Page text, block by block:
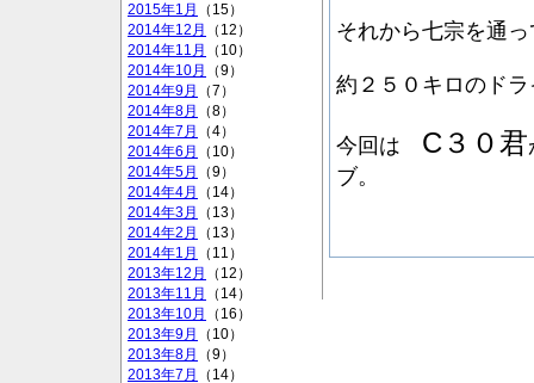
2015年1月
（15）
2014年12月
（12）
2014年11月
（10）
2014年10月
（9）
2014年9月
（7）
2014年8月
（8）
2014年7月
（4）
2014年6月
（10）
2014年5月
（9）
2014年4月
（14）
2014年3月
（13）
2014年2月
（13）
2014年1月
（11）
2013年12月
（12）
2013年11月
（14）
2013年10月
（16）
2013年9月
（10）
2013年8月
（9）
2013年7月
（14）
それから七宗を通
約２５０キロのド
今回は C３０君
ブ。